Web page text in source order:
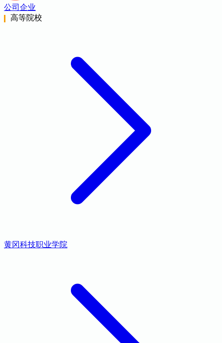
公司企业
高等院校
黄冈科技职业学院